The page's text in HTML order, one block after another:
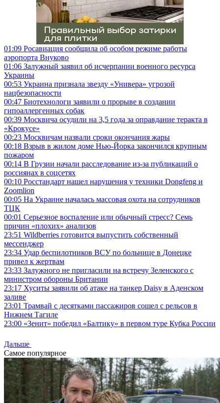
01:09 Росавиация сообщила об особом режиме работы
аэропорта Внуково
01:06 Залужный заявил об исчерпании военного ресурса
Украины
00:53 Украина признала звезду «Универа» угрозой
нацбезопасности
00:47 Биотехнологи заявили о прорыве в создании
гипоаллергенных собак
00:39 Москвича осудили на 3,5 года за оправдание теракта в
«Крокусе»
00:23 Москвичам назвали сроки окончания жары
00:18 Взрыв в жилом доме Нью-Йорка закончился крупным
пожаром
00:14 В Грузии начали расследование из-за публикаций о
россиянах в соцсетях
00:10 Росстандарт нашел нарушения у техники Dongfeng и
Zoomlion
00:05 На Украине началась массовая охота на сотрудников
ТЦК
00:01 Серьезное воспаление или обычный стресс? Семь
причин «плохих» анализов
23:51 Wildberries готовится выпустить собственный
мессенджер
23:34 Удар беспилотников ВСУ по больнице в Донецке
привел к жертвам
23:33 Залужного не пригласили на встречу Зеленского с
министром обороны Британии
23:17 Хуситы заявили об атаке на танкер Daisy в Аденском
заливе
23:01 Трамвай с десятками пассажиров сошел с рельсов в
Нижнем Тагиле
23:00 «Зенит» победил «Балтику» в первом туре Кубка России
Дальше
Самое популярное